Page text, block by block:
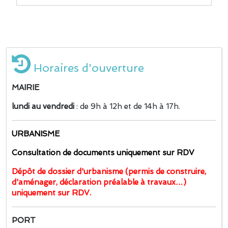
Horaires d'ouverture
MAIRIE
lundi au vendredi : de 9h à 12h et de 14h à 17h.
URBANISME
Consultation de documents uniquement sur RDV
Dépôt de dossier d'urbanisme (permis de construire,
d'aménager, déclaration préalable à travaux…)
uniquement sur RDV.
PORT